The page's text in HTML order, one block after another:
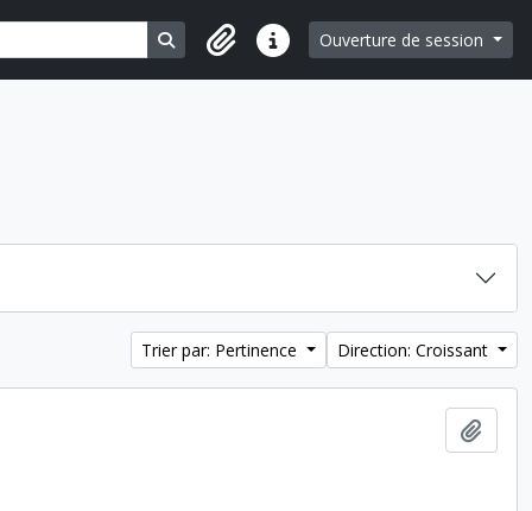
Search in browse page
Liens rapidesOuverture de session
Trier par: Pertinence Direction: Croissant